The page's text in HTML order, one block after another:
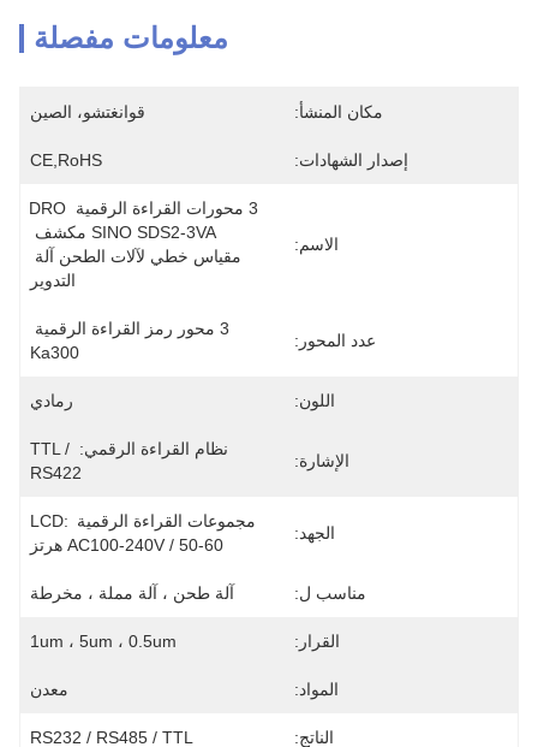
معلومات مفصلة
مكان المنشأ: قوانغتشو، الصين
إصدار الشهادات: CE,RoHS
الاسم:
3 محورات القراءة الرقمية DRO
التدوير
عدد المحور:
Ka300
اللون: رمادي
الإشارة:
نظام القراءة الرقمي: TTL /
RS422
الجهد:
مجموعات القراءة الرقمية LCD:
AC100-240V / 50-60 هرتز
مناسب ل: آلة طحن ، آلة مملة ، مخرطة
القرار: 1um ، 5um ، 0.5um
المواد: معدن
الناتج: RS232 / RS485 / TTL